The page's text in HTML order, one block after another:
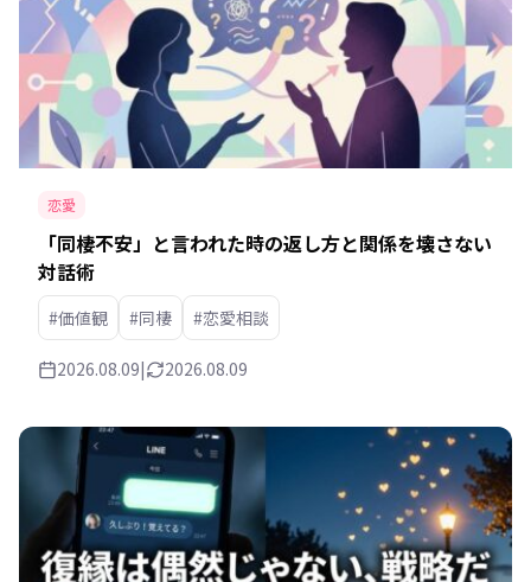
恋愛
「同棲不安」と言われた時の返し方と関係を壊さない
対話術
#価値観 #同棲 #恋愛相談
2026.08.09| 2026.08.09